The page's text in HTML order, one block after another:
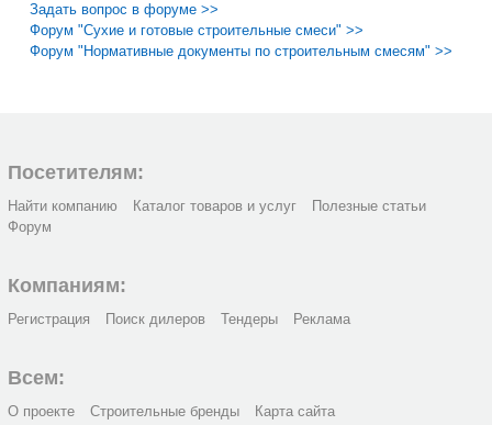
Задать вопрос в форуме >>
Форум "Сухие и готовые строительные смеси" >>
Форум "Нормативные документы по строительным смесям" >>
Посетителям:
Найти компанию Каталог товаров и услуг
Полезные статьи
Форум
Компаниям:
Регистрация Поиск дилеров Тендеры Реклама
Всем:
О проекте Строительные бренды Карта сайта